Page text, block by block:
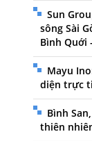
Sun
sông Sài
Bình Quới
Mayu
diện trực
Bình
thiên